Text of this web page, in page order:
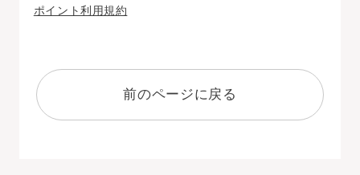
ポイント利用規約
前のページに戻る